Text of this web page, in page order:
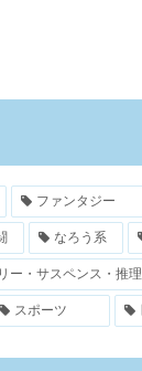
ファンタジー
なろう系
ー・サスペンス・推理
スポーツ